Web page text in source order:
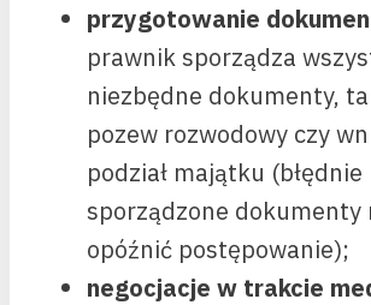
przygotowanie
prawnik sporządza
niezbędne dokumenty,
pozew rozwodowy czy
podział majątku (błędnie
sporządzone dokumenty
opóźnić postępowanie);
negocjacje w trakcie